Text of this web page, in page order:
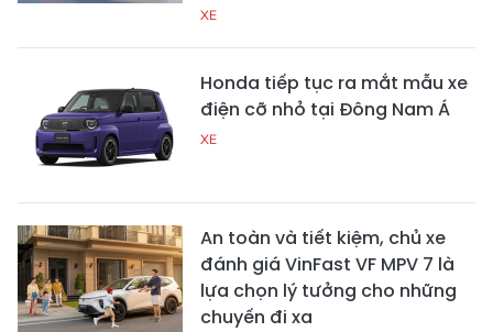
XE
Honda tiếp tục ra mắt mẫu xe
điện cỡ nhỏ tại Đông Nam Á
XE
An toàn và tiết kiệm, chủ xe
đánh giá VinFast VF MPV 7 là
lựa chọn lý tưởng cho những
chuyến đi xa